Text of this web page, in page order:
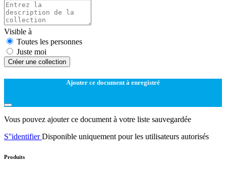
Visible à
Toutes les personnes
Juste moi
Créer une collection
Ajouter ce document à enregistré
Vous pouvez ajouter ce document à votre liste sauvegardée
S''identifierDisponible uniquement pour les utilisateurs autorisés
Produits